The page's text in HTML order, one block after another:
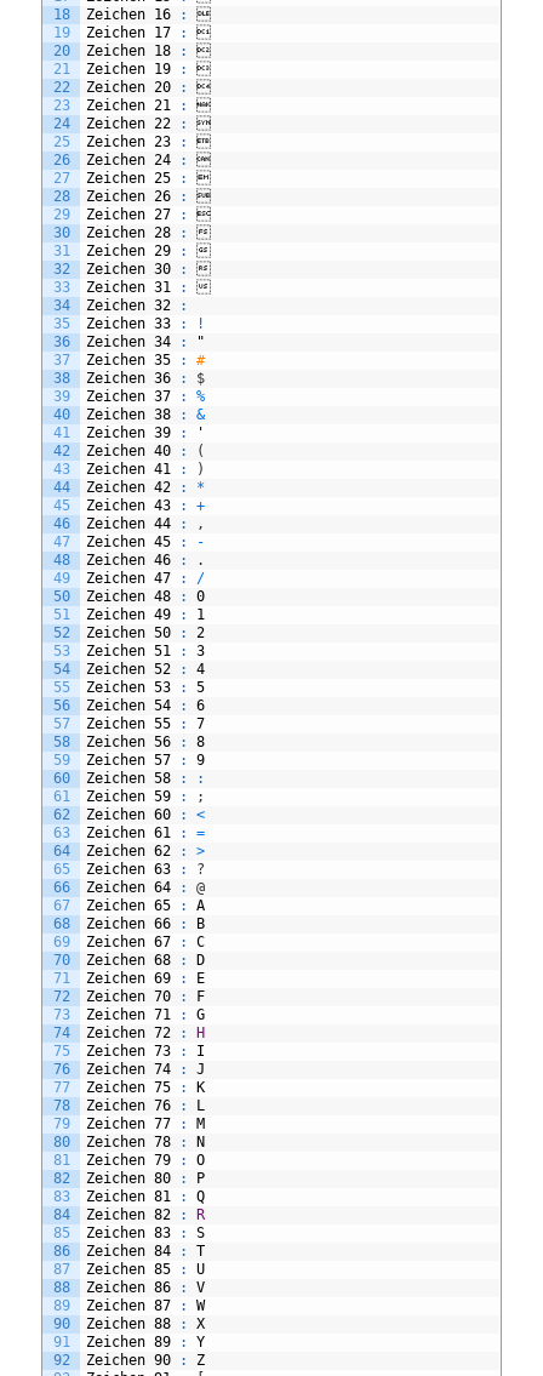
18
19
20
21
22
23
24
25
26
27
28
29
30
31
32
33
34
35
36
37
38
39
40
41
42
43
44
45
46
47
48
49
50
51
52
53
54
55
56
57
58
59
60
61
62
63
64
65
66
67
68
69
70
71
72
73
74
75
76
77
78
79
80
81
82
83
84
85
86
87
88
89
90
91
92
Zeichen 16 :

Zeichen 17 :

Zeichen 18 :

Zeichen 19 :

Zeichen 20 :

Zeichen 21 :

Zeichen 22 :

Zeichen 23 :

Zeichen 24 :

Zeichen 25 :

Zeichen 26 :

Zeichen 27 :

Zeichen 28 :
Zeichen 29 :
Zeichen 30 :
Zeichen 31 :
Zeichen 32
:
Zeichen 33 :
!
Zeichen 34 :
"
Zeichen 35 :
#
Zeichen 36 :
$
Zeichen 37 :
%
Zeichen 38 :
&
Zeichen 39 :
'
Zeichen 40 :
(
Zeichen 41 :
)
Zeichen 42 :
*
Zeichen 43 :
+
Zeichen 44 :
,
Zeichen 45 :
-
Zeichen 46 :
.
Zeichen 47 :
/
Zeichen 48 :
0
Zeichen 49 :
1
Zeichen 50 :
2
Zeichen 51 :
3
Zeichen 52 :
4
Zeichen 53 :
5
Zeichen 54 :
6
Zeichen 55 :
7
Zeichen 56 :
8
Zeichen 57 :
9
Zeichen 58 :
:
Zeichen 59 :
;
Zeichen 60 :
<
Zeichen 61 :
=
Zeichen 62 :
>
Zeichen 63 :
?
Zeichen 64 :
@
Zeichen 65 :
A
Zeichen 66 :
B
Zeichen 67 :
C
Zeichen 68 :
D
Zeichen 69 :
E
Zeichen 70 :
F
Zeichen 71 :
G
Zeichen 72 :
H
Zeichen 73 :
I
Zeichen 74 :
J
Zeichen 75 :
K
Zeichen 76 :
L
Zeichen 77 :
M
Zeichen 78 :
N
Zeichen 79 :
O
Zeichen 80 :
P
Zeichen 81 :
Q
Zeichen 82 :
R
Zeichen 83 :
S
Zeichen 84 :
T
Zeichen 85 :
U
Zeichen 86 :
V
Zeichen 87 :
W
Zeichen 88 :
X
Zeichen 89 :
Y
Zeichen 90 :
Z